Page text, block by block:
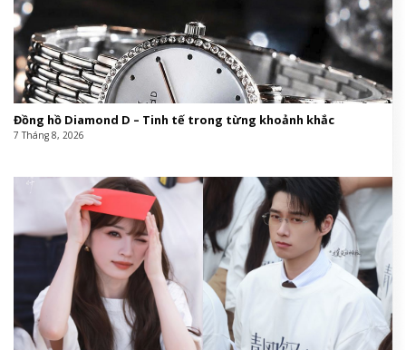
Đồng hồ Diamond D – Tinh tế trong từng khoảnh khắc
7 Tháng 8, 2026